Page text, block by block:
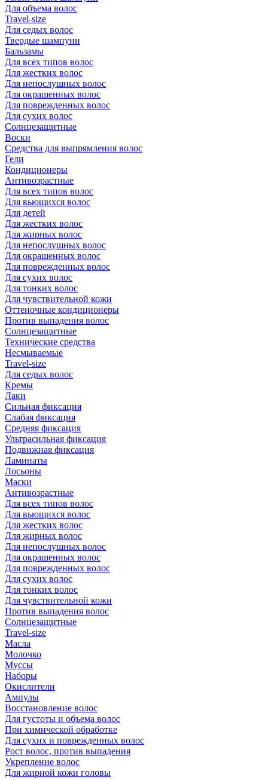
Для объема волос
Travel-size
Для седых волос
Твердые шампуни
Бальзамы
Для всех типов волос
Для жестких волос
Для непослушных волос
Для окрашенных волос
Для поврежденных волос
Для сухих волос
Солнцезащитные
Воски
Средства для выпрямления волос
Гели
Кондиционеры
Антивозрастные
Для всех типов волос
Для вьющихся волос
Для детей
Для жестких волос
Для жирных волос
Для непослушных волос
Для окрашенных волос
Для поврежденных волос
Для сухих волос
Для тонких волос
Для чувствительной кожи
Оттеночные кондиционеры
Против выпадения волос
Солнцезащитные
Технические средства
Несмываемые
Travel-size
Для седых волос
Кремы
Лаки
Сильная фиксация
Слабая фиксация
Средняя фиксация
Ультрасильная фиксация
Подвижная фиксация
Ламинаты
Лосьоны
Маски
Антивозрастные
Для всех типов волос
Для вьющихся волос
Для жестких волос
Для жирных волос
Для непослушных волос
Для окрашенных волос
Для поврежденных волос
Для сухих волос
Для тонких волос
Для чувствительной кожи
Против выпадения волос
Солнцезащитные
Travel-size
Масла
Молочко
Муссы
Наборы
Окислители
Ампулы
Восстановление волос
Для густоты и объема волос
При химической обработке
Для сухих и поврежденных волос
Рост волос, против выпадения
Укрепление волос
Для жирной кожи головы